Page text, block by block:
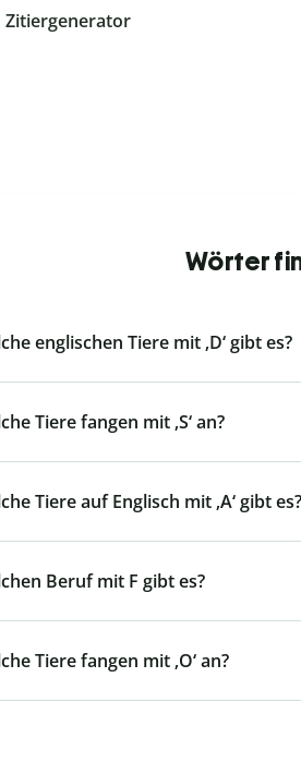
Zitiergenerator
Wörter
englischen Tiere mit ‚D‘ gibt es?
Tiere fangen mit ‚S‘ an?
Tiere auf Englisch mit ‚A‘ gibt es?
Beruf mit F gibt es?
Tiere fangen mit ‚O‘ an?